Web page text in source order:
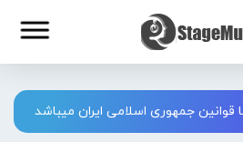
قوانین جمهوری اسلامی ایران میباشد